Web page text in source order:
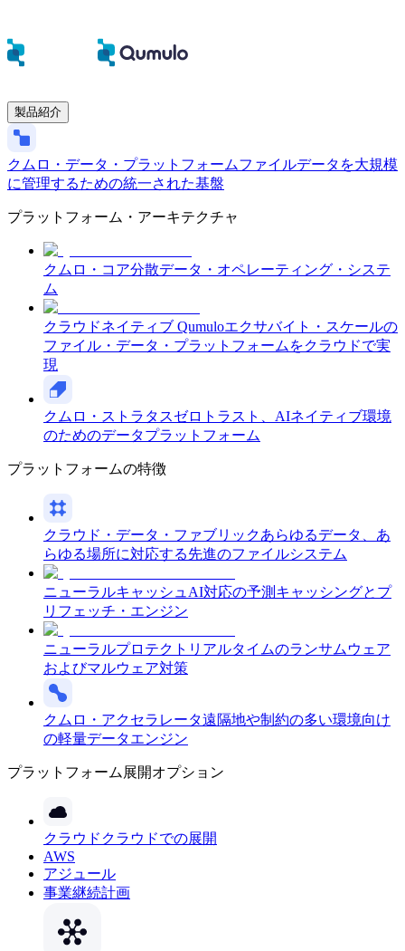
製品紹介
クムロ・データ・プラットフォームファイルデータを大規模
に管理するための統一された基盤
プラットフォーム・アーキテクチャ
クムロ・コア分散データ・オペレーティング・システ
ム
クラウドネイティブ Qumuloエクサバイト・スケールの
ファイル・データ・プラットフォームをクラウドで実
現
クムロ・ストラタスゼロトラスト、AIネイティブ環境
のためのデータプラットフォーム
プラットフォームの特徴
クラウド・データ・ファブリックあらゆるデータ、あ
らゆる場所に対応する先進のファイルシステム
ニューラルキャッシュ AI対応の予測キャッシングとプ
リフェッチ・エンジン
ニューラルプロテクト リアルタイムのランサムウェア
およびマルウェア対策
クムロ・アクセラレータ遠隔地や制約の多い環境向け
の軽量データエンジン
プラットフォーム展開オプション
クラウド クラウドでの展開
AWS
アジュール
事業継続計画